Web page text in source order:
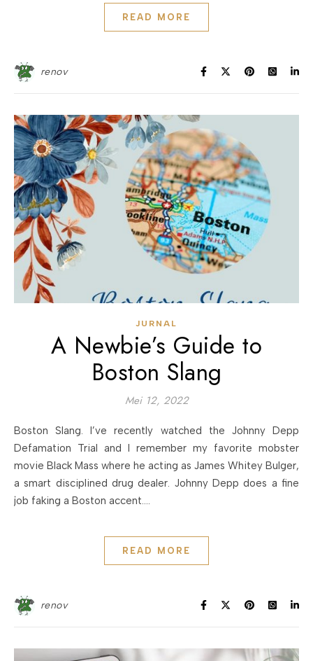
READ MORE
renov
JURNAL
A Newbie’s Guide to
Boston Slang
Mei 12, 2022
Boston Slang. I’ve recently watched the Johnny Depp
Defamation Trial and I remember my favorite mobster
movie Black Mass where he acting as James Whitey Bulger,
a smart disciplined drug dealer. Johnny Depp does a fine
job faking a Boston accent.…
READ MORE
renov